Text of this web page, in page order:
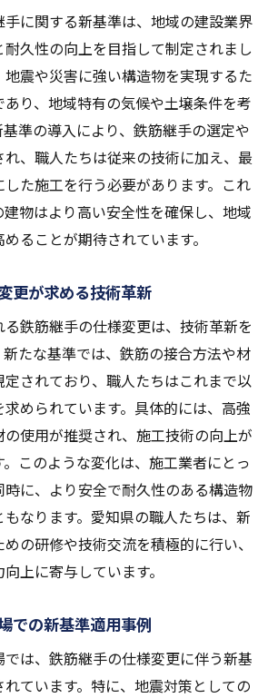
入におけるコスト効果分析
の具体的な成功事例
の進化がもたらす未来の展望
技が支える新しい鉄筋継手基準
能が光る新基準への適応
人が開発する独自の技術
育で支える高い技術力
職人コミュニティの役割
もたらす職人技術の進化
められる鉄筋継手の信頼性と効率性
上のための厳しい検査基準
実現する最新技術の活用
における新たな設計指針
現場での効率性向上ケーススタデ
求められる職人技術の深化
保のための継手テストの重要性
した鉄筋継手仕様の選び方
地域での鉄筋継手の役割
地震対策に適した具体例
考慮した設計のポイント
に関する新基準は、地域の建設業界
久性の向上を目指して制定されまし
地震や災害に強い構造物を実現するた
り、地域特有の気候や土壌条件を考
準の導入により、鉄筋継手の選定や
、職人たちは従来の技術に加え、最
た施工を行う必要があります。これ
物はより高い安全性を確保し、地域
ることが期待されています。
更が求める技術革新
鉄筋継手の仕様変更は、技術革新を
たな基準では、鉄筋の接合方法や材
されており、職人たちはこれまで以
められています。具体的には、高強
使用が推奨され、施工技術の向上が
このような変化は、施工業者にとっ
に、より安全で耐久性のある構造物
なります。愛知県の職人たちは、新
の研修や技術交流を積極的に行い、
上に寄与しています。
での新基準適用事例
は、鉄筋継手の仕様変更に伴う新基
ています。特に、地震対策としての